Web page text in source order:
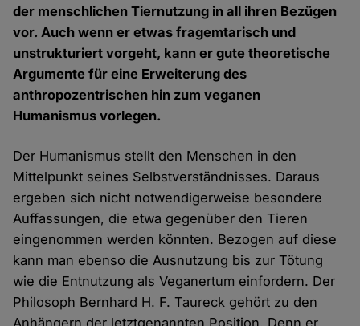
der menschlichen Tiernutzung in all ihren Bezügen
vor. Auch wenn er etwas fragemtarisch und
unstrukturiert vorgeht, kann er gute theoretische
Argumente für eine Erweiterung des
anthropozentrischen hin zum veganen
Humanismus vorlegen.
Der Humanismus stellt den Menschen in den
Mittelpunkt seines Selbstverständnisses. Daraus
ergeben sich nicht notwendigerweise besondere
Auffassungen, die etwa gegenüber den Tieren
eingenommen werden könnten. Bezogen auf diese
kann man ebenso die Ausnutzung bis zur Tötung
wie die Entnutzung als Veganertum einfordern. Der
Philosoph Bernhard H. F. Taureck gehört zu den